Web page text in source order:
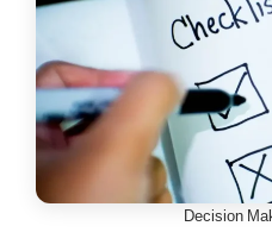
Decision